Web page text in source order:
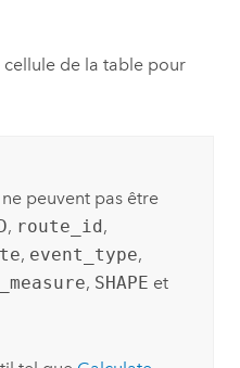
de la table pour
peuvent pas être
, route_id ,
, event_type,
, SHAPE et